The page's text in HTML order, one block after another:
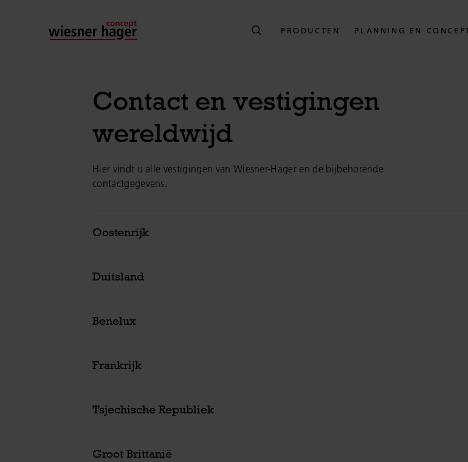
PRODUCTEN PLANNING EN
Contact en vestigingen
wereldwijd
Hier vindt u alle vestigingen van Wiesner-Hager en de bijbehorende
contactgegevens.
Oostenrijk
Duitsland
Benelux
Frankrijk
Tsjechische Republiek
Groot Brittanië